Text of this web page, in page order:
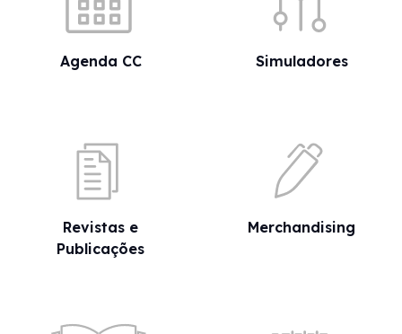
Agenda CC Simuladores
Revistas e
Publicações
Merchandising